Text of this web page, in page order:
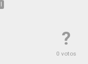
?
0 votos